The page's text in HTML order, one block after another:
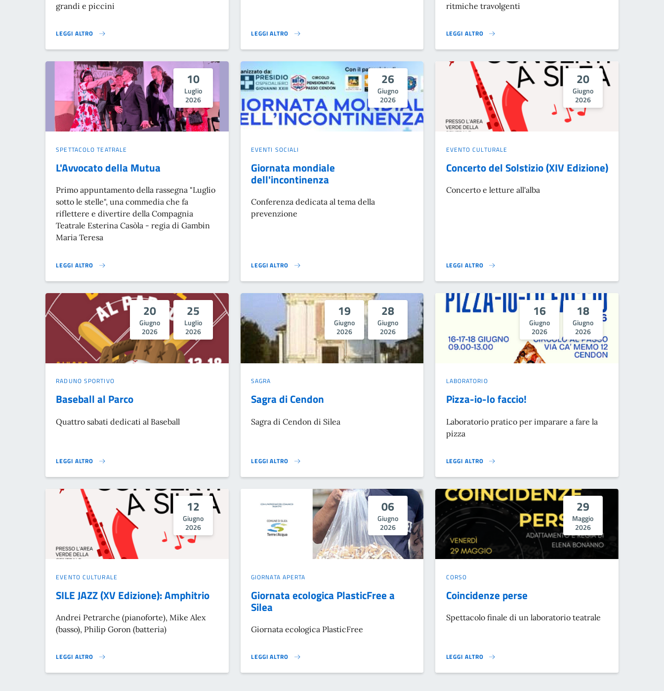
grandi e piccini
LEGGI ALTRO
PLAN-BI. FESTIVAL TOROTOTELA TOROTOTA'} LEGGI ALTRO
NOTE SILENTI}
ritmiche travolgenti
LEGGI ALTRO
SILE JAZZ (XV EDIZIONE): OSCAR DEL BARBA OX QUARTET}
10
Luglio
2026
SPETTACOLO TEATRALE
L'Avvocato della Mutua
Primo appuntamento della rassegna "Luglio
sotto le stelle", una commedia che fa
riflettere e divertire della Compagnia
Teatrale Esterina Casòla - regia di Gambin
Maria Teresa
LEGGI ALTRO
L'AVVOCATO DELLA MUTUA}
26
Giugno
2026
EVENTI SOCIALI
Giornata mondiale
dell'incontinenza
Conferenza dedicata al tema della
prevenzione
LEGGI ALTRO
GIORNATA MONDIALE DELL'INCONTINENZA}
20
Giugno
2026
EVENTO CULTURALE
Concerto del Solstizio (XIV Edizione)
Concerto e letture all'alba
LEGGI ALTRO
CONCERTO DEL SOLSTIZIO (XIV EDIZIONE)}
20
Giugno
2026
25
Luglio
2026
RADUNO SPORTIVO
Baseball al Parco
Quattro sabati dedicati al Baseball
LEGGI ALTRO
BASEBALL AL PARCO }
19
Giugno
2026
28
Giugno
2026
SAGRA
Sagra di Cendon
Sagra di Cendon di Silea
LEGGI ALTRO
SAGRA DI CENDON}
16
Giugno
2026
18
Giugno
2026
LABORATORIO
Pizza-io-lo faccio!
Laboratorio pratico per imparare a fare la
pizza
LEGGI ALTRO
PIZZA-IO-LO FACCIO!}
12
Giugno
2026
EVENTO CULTURALE
SILE JAZZ (XV Edizione): Amphitrio
Andrei Petrarche (pianoforte), Mike Alex
(basso), Philip Goron (batteria)
LEGGI ALTRO
SILE JAZZ (XV EDIZIONE): AMPHITRIO}
06
Giugno
2026
GIORNATA APERTA
Giornata ecologica PlasticFree a
Silea
Giornata ecologica PlasticFree
LEGGI ALTRO
GIORNATA ECOLOGICA PLASTICFREE A SILEA}
29
Maggio
2026
CORSO
Coincidenze perse
Spettacolo finale di un laboratorio teatrale
LEGGI ALTRO
COINCIDENZE PERSE}